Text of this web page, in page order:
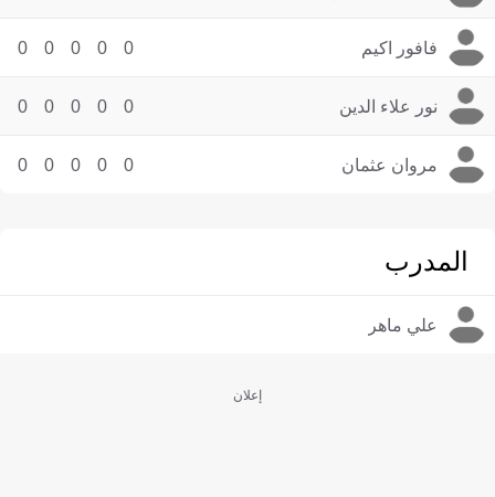
فافور اكيم 0
0
0
0
0
نور علاء الدين 0
0
0
0
0
مروان عثمان 0
0
0
0
0
المدرب
علي ماهر
إعلان